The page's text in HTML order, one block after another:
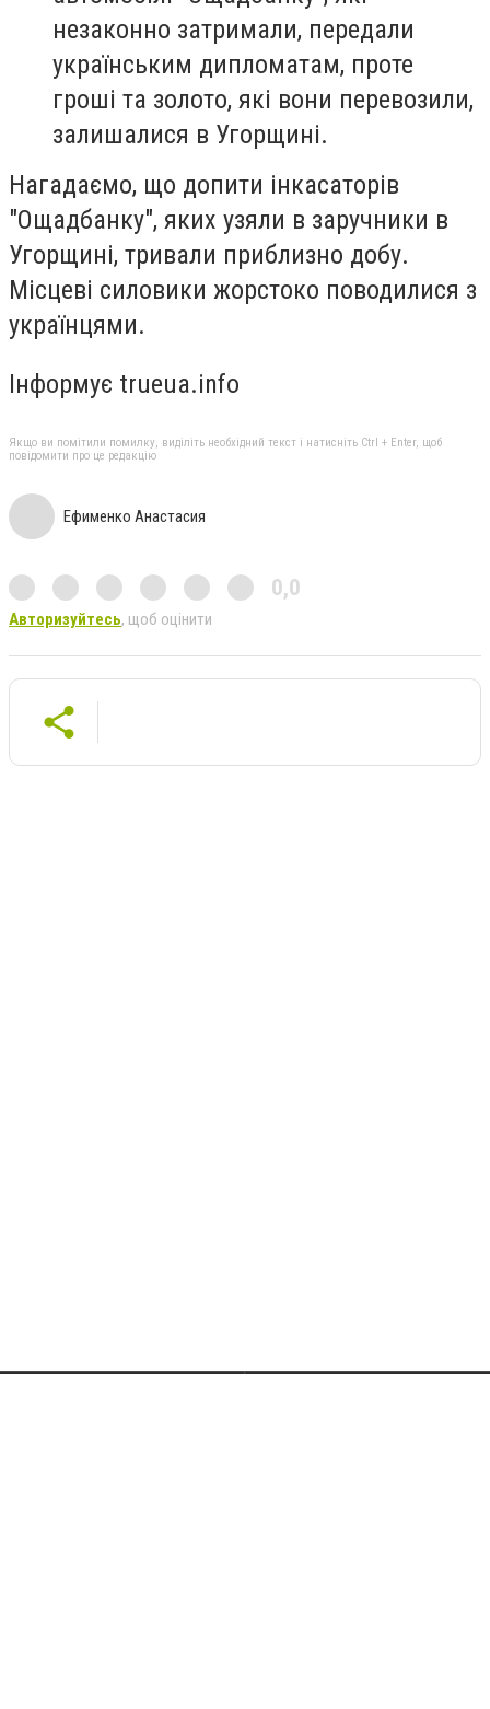
незаконно затримали, передали
українським дипломатам, проте
гроші та золото, які вони перевозили,
залишалися в Угорщині.
Нагадаємо, що допити інкасаторів
"Ощадбанку", яких узяли в заручники в
Угорщині, тривали приблизно добу.
Місцеві силовики жорстоко поводилися з
українцями.
Інформує trueua.info
Якщо ви помітили помилку, виділіть необхідний текст і натисніть Ctrl + Enter, щоб
повідомити про це редакцію
Ефименко Анастасия
0,0
Авторизуйтесь, щоб оцінити